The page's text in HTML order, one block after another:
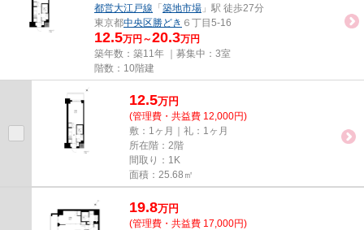
都営大江戸線 「 築地市場 」駅 徒歩27分
東京都中央区勝どき ６丁目5-16
12.5万円～20.3万円
築年数：築11年 ｜募集中： 3室
階数：10階建
12.5万円
(管理費・共益費 12,000円)
敷：1ヶ月｜礼：1ヶ月
所在階：2階
間取り：1K
面積：25.68㎡
19.8万円
(管理費・共益費 17,000円)